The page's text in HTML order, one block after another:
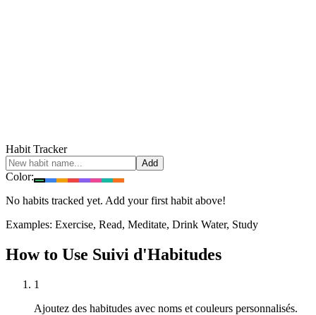
Habit Tracker
Add
Color:
No habits tracked yet. Add your first habit above!
Examples: Exercise, Read, Meditate, Drink Water, Study
How to Use Suivi d'Habitudes
1
Ajoutez des habitudes avec noms et couleurs personnalisés.